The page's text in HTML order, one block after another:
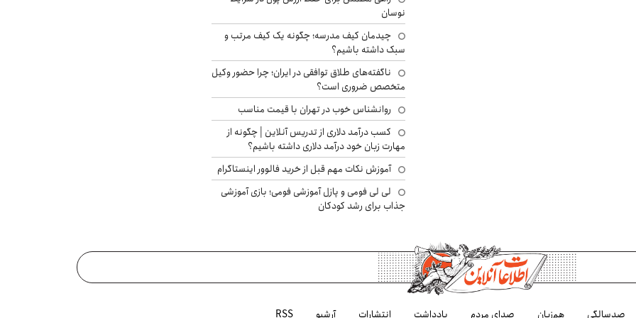
نوسان
چیدمان کیف مدرسه؛ چگونه یک کیف مرتب و
سبک داشته باشیم؟
ناگفته‌های طلاق توافقی در ایران؛ چرا حضور وکیل
متخصص ضروری است؟
روانشناس خوب در تهران با قیمت مناسب
کسب درآمد دلاری از تدریس آنلاین | چگونه از
مهارت زبان خود درآمد دلاری داشته باشیم؟
آموزش نکات مهم قبل از خرید فالوور اینستاگرام
لی لی فومی و پازل آموزشی فومی؛ بازی آموزشی
جذاب برای رشد کودکان
صدسالگی هم‌زبان صدای مردم یادداشت انتشارات آرشیو RSS